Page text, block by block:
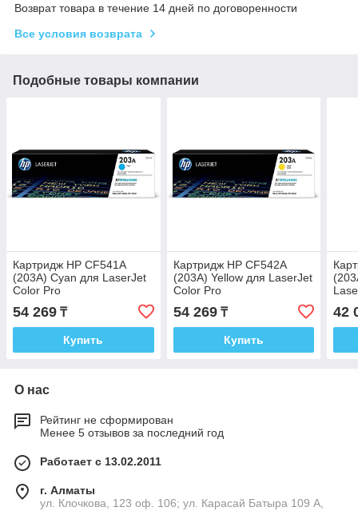
Возврат товара в течение 14 дней по договоренности
Все условия возврата
Подобные товары компании
Картридж HP CF541A
(203A) Cyan для LaserJet
Color Pro
M254dw/M254nw/M280nw/M281fdn/M281fdw
54 269 ₸
Купить
Картридж HP CF542A
(203A) Yellow для LaserJet
Color Pro
M254dw/M254nw/M280nw/
54 269₸
Купить
42
О нас
Рейтинг не сформирован
Менее 5 отзывов за последний год
Работает с 13.02.2011
г. Алматы
ул. Клочкова, 123 оф. 106; ул. Карасай Батыра 109 А,